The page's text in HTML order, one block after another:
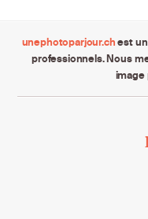
unephotoparjour.chest
professionnels. Nous
image